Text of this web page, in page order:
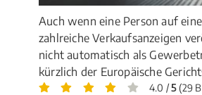
Auch wenn eine Person auf
zahlreiche Verkaufsanzeigen
nicht automatisch als
kürzlich der Europäische
4.0 /5(29